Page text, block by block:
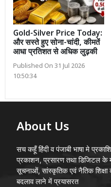
Gold-Silver Price Today:
और सस्ते हुए सोना-चांदी, कीमतें
आधा प्रतिशत से अधिक लुढ़की
Published On 31 Jul 2026
10:50:34
About Us
सच कहूँ हिंदी व पंजाबी भाषा मे
प्रकाशन, प्रसारण तथा डिजिटल के
सूचनाओं, सांस्कृतिक एवं नैतिक
बदलाव लाने में प्रयासरत